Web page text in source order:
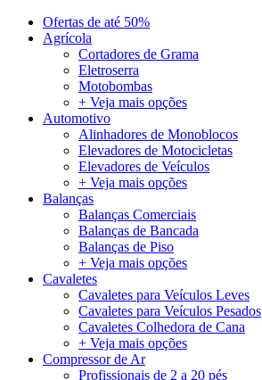
Ofertas de até 50%
Agrícola
Cortadores de Grama
Eletroserra
Motobombas
+ Veja mais opções
Automotivo
Alinhadores de Monoblocos
Elevadores de Motocicletas
Elevadores de Veículos
+ Veja mais opções
Balanças
Balanças Comerciais
Balanças de Bancada
Balanças de Piso
+ Veja mais opções
Cavaletes
Cavaletes para Veículos Leves
Cavaletes para Veículos Pesados
Cavaletes Colhedora de Cana
+ Veja mais opções
Compressor de Ar
Profissionais de 2 a 20 pés